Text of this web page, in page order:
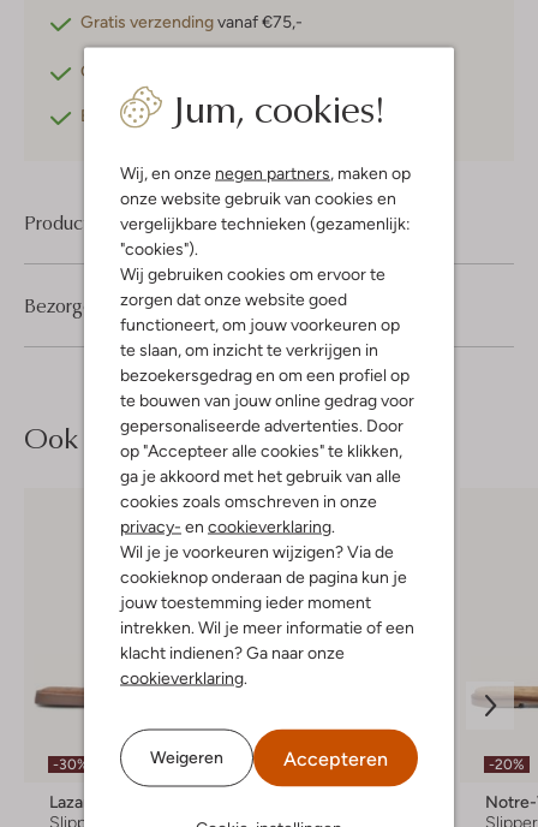
Jum, cookies!
Wij, en onze negen partners , maken op
onze website gebruik van cookies en
vergelijkbare technieken (gezamenlijk:
"cookies").
Wij gebruiken cookies om ervoor te
zorgen dat onze website goed
functioneert, om jouw voorkeuren op
te slaan, om inzicht te verkrijgen in
bezoekersgedrag en om een profiel op
te bouwen van jouw online gedrag voor
gepersonaliseerde advertenties. Door
op "Accepteer alle cookies" te klikken,
ga je akkoord met het gebruik van alle
cookies zoals omschreven in onze
privacy- en cookieverklaring
Wil je je voorkeuren wijzigen? Via de
cookieknop onderaan de pagina kun je
jouw toestemming ieder moment
intrekken. Wil je meer informatie of een
klacht indienen? Ga naar onze
cookieverklaring
Weigeren Accepteren
Gratis verzendingvanaf €75,-
Gratis retourneren
Betaal achterafmet Klarna
Product informatie
Bezorgen & retourneren
Ook iets voor jou?
-30%
Lazamani
Slippers
-30%
Teenslippers
-20%